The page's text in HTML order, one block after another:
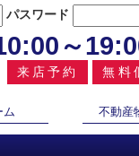
パスワード
～
来店予約 無料
ム 不動産